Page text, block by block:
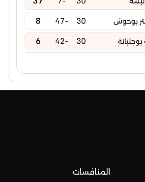
بوحوش 30
-47
8
30
-42
6
المنافسات